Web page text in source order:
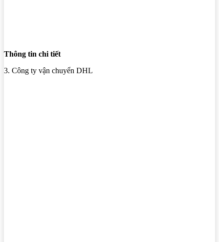
Thông tin chi tiết
3. Công ty vận chuyển DHL